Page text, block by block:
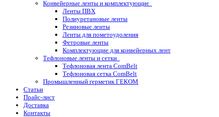
Конвейерные ленты и комплектующие
Ленты ПВХ
Полиуретановые ленты
Резиновые ленты
Ленты для пометоудоления
Фетровые ленты
Комплектующие для конвейерных лент
Тефлоновые ленты и сетки
Тефлоновая лента ComBelt
Тефлоновая сетка ComBelt
Промышленный герметик ГЕКОМ
Статьи
Прайс-лист
Доставка
Контакты